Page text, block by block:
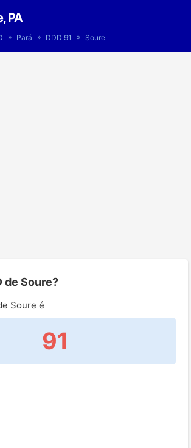
PA
» Pará » DDD 91 » Soure
de Soure?
Soure é
91